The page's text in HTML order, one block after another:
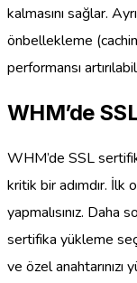
kalmasını sağlar.
önbellekleme
performansı
WHM’de
WHM’de SSL
kritik bir adımdır.
yapmalısınız. Daha
sertifika yükleme
ve özel